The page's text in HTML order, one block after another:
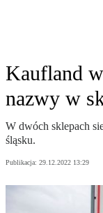
Kaufland
nazwy w
W dwóch sklepach
śląsku.
Publikacja: 29.12.2022 13:29